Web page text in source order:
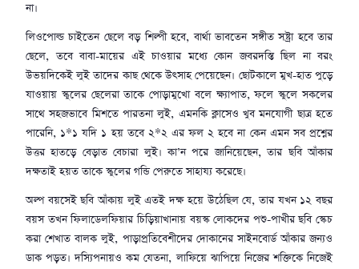
না।
লিওপোল্ড চাইতেন ছেলে বড় শিল্পী হবে, বার্থা ভাবতেন সঙ্গীত সষ্ট্রা হবে তার
ছেলে, তবে বাবা-মায়ের এই চাওয়ার মধ্যে কোন জবরদস্তি ছিল না বরং
উভয়দিকেই লুই তাদের কাছ থেকে উৎসাহ পেয়েছেন। ছোটকালে মুখ-হাত পুড়ে
যাওয়ায় স্কুলের ছেলেরা তাকে পোড়ামুখো বলে ক্ষ্যাপাত, ফলে স্কুলে সকলের
সাথে সহজভাবে মিশতে পারতনা লুই, এমনকি ক্লাসেও খুব মনযোগী ছাত্র হতে
পারেনি, ১*১ যদি ১ হয় তবে ২*২ এর ফল ২ হবে না কেন এমন সব প্রশ্নের
উত্তর হাতড়ে বেড়াত বেচারা লুই। কা’ন পরে জানিয়েছেন, তার ছবি আঁকার
দক্ষতাই হয়ত তাকে স্কুলের গন্ডি পেরুতে সাহায্য করেছে।
অল্প বয়সেই ছবি আঁকায় লুই এতই দক্ষ হয়ে উঠেছিল যে, তার যখন ১২ বছর
বয়স তখন ফিলাডেলফিয়ার চিড়িয়াখানায় বয়স্ক লোকদের পশু-পাখীর ছবি স্কেচ
করা শেখাত বালক লুই, পাড়াপ্রতিবেশীদের দোকানের সাইনবোর্ড আঁকার জন্যও
ডাক পড়ত। দস্যিপনায়ও কম যেতনা, লাফিয়ে ঝাপিয়ে নিজের শক্তিকে নিজেই